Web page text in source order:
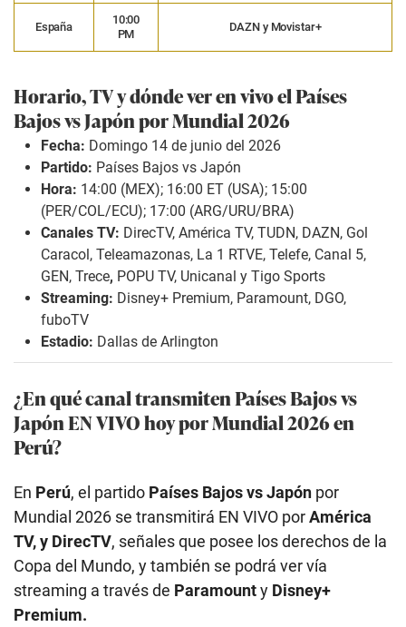
España
10:00
PM
DAZN y Movistar+
Horario, TV y dónde ver en vivo el Países
Bajos vs Japón por Mundial 2026
Fecha: Domingo 14 de junio del 2026
Partido: Países Bajos vs Japón
Hora: 14:00 (MEX); 16:00 ET (USA); 15:00
(PER/COL/ECU); 17:00 (ARG/URU/BRA)
Canales TV: DirecTV, América TV, TUDN, DAZN, Gol
Caracol, Teleamazonas, La 1 RTVE, Telefe, Canal 5,
GEN, Trece, POPU TV, Unicanal y Tigo Sports
Streaming: Disney+ Premium, Paramount, DGO,
fuboTV
Estadio: Dallas de Arlington
¿En qué canal transmiten Países Bajos vs
Japón EN VIVO hoy por Mundial 2026 en
Perú?
En Perú, el partido Países Bajos vs Japón por
Mundial 2026 se transmitirá EN VIVO porAmérica
TV, y DirecTV, señales que posee los derechos de la
Copa del Mundo, y también se podrá ver vía
streaming a través de Paramounty Disney+
Premium.